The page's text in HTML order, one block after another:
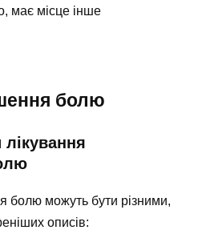
має місце інше
болю
болю можуть бути різними,
описів: